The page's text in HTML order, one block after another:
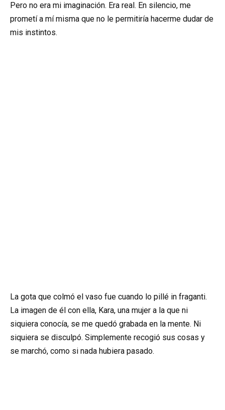
Pero no era mi imaginación. Era real. En silencio, me
prometí a mí misma que no le permitiría hacerme dudar de
mis instintos.
La gota que colmó el vaso fue cuando lo pillé in fraganti.
La imagen de él con ella, Kara, una mujer a la que ni
siquiera conocía, se me quedó grabada en la mente. Ni
siquiera se disculpó. Simplemente recogió sus cosas y
se marchó, como si nada hubiera pasado.